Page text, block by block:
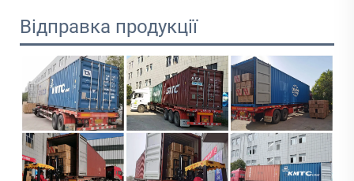
Відправка продукції